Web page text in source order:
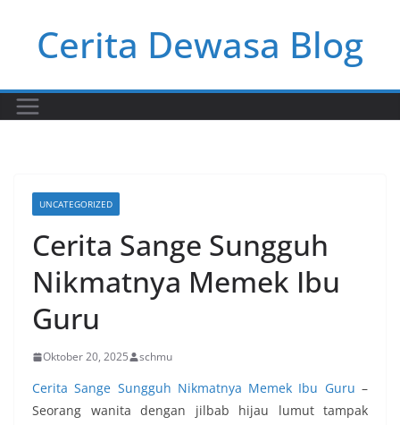
contentCerita Dewasa Blog
UNCATEGORIZED
Cerita Sange Sungguh
Nikmatnya Memek Ibu
Guru
Oktober 20, 2025 schmu
Cerita Sange Sungguh Nikmatnya Memek Ibu Guru –
Seorang wanita dengan jilbab hijau lumut tampak